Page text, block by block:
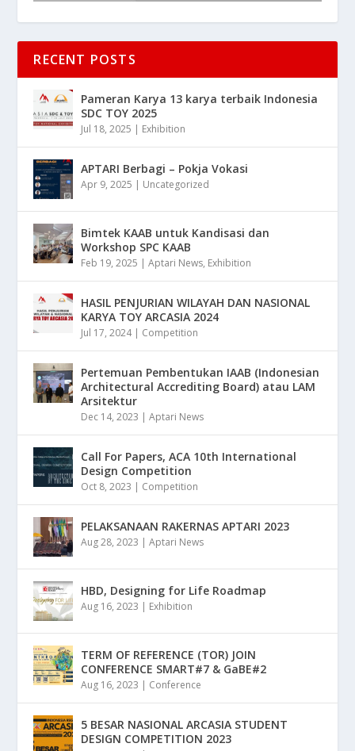
RECENT POSTS
Pameran Karya 13 karya terbaik Indonesia
SDC TOY 2025
Jul 18, 2025 | Exhibition
APTARI Berbagi – Pokja Vokasi
Apr 9, 2025 | Uncategorized
Bimtek KAAB untuk Kandisasi dan
Workshop SPC KAAB
Feb 19, 2025 |Aptari News, Exhibition
HASIL PENJURIAN WILAYAH DAN NASIONAL
KARYA TOY ARCASIA 2024
Jul 17, 2024| Competition
Pertemuan Pembentukan IAAB (Indonesian
Architectural Accrediting Board) atau LAM
Arsitektur
Dec 14, 2023 |Aptari News
Call For Papers, ACA 10th International
Design Competition
Oct 8, 2023 | Competition
PELAKSANAAN RAKERNAS APTARI 2023
Aug 28, 2023 |Aptari News
HBD, Designing for Life Roadmap
Aug 16, 2023 | Exhibition
TERM OF REFERENCE (TOR) JOIN
CONFERENCE SMART#7 & GaBE#2
Aug 16, 2023 | Conference
5 BESAR NASIONAL ARCASIA STUDENT
DESIGN COMPETITION 2023